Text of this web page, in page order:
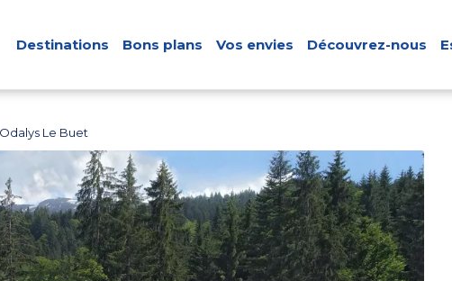
Destinations Bons plans Vos envies Découvrez-nous
Le Buet